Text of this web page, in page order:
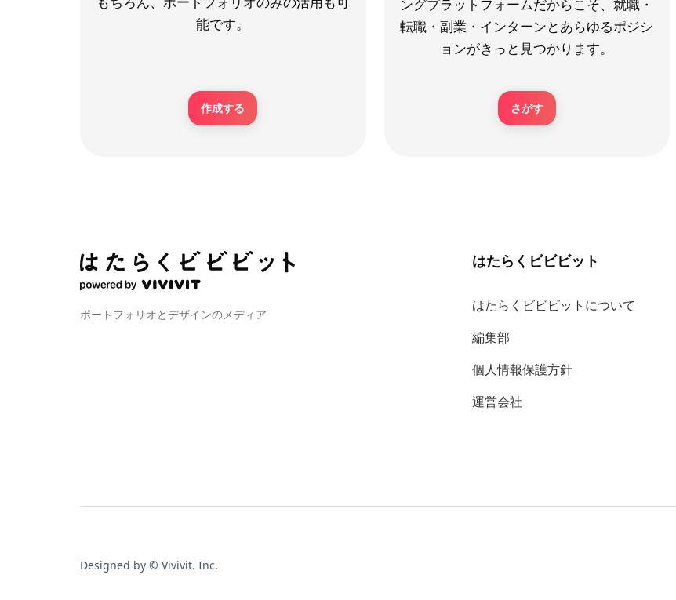
能です。
作成する
ングプラットフォームだからこそ、就職・
転職・副業・インターンとあらゆるポジシ
ョンがきっと見つかります。
さがす
ポートフォリオとデザインのメディア
はたらくビビビット
はたらくビビビットについて
編集部
個人情報保護方針
運営会社
Designed by © Vivivit. Inc.